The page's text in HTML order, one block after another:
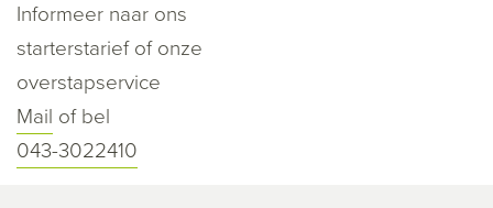
Informeer naar ons
starterstarief of onze
overstapservice
Mail of bel
043-3022410